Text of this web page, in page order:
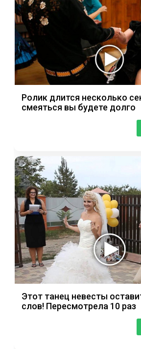
Ролик длится несколько
смеяться вы будете долго
Этот танец невесты
слов! Пересмотрела 10 раз